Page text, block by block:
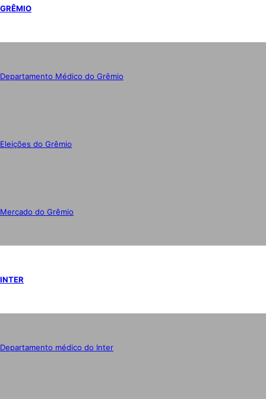
GRÊMIO
Departamento Médico do Grêmio
Eleições do Grêmio
Mercado do Grêmio
INTER
Departamento médico do Inter